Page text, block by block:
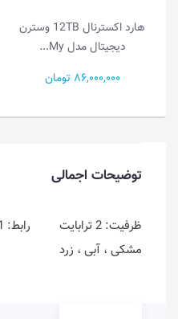
هارد اکسترنال 12TB وسترن
مدل ProDrive
14,500,000 تومان
توضیحات اجمالی
مشکی ، آبی ، زرد